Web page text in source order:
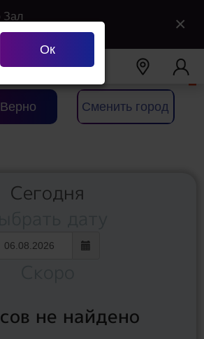
Зал
в Google Play ×
городЕкатеринбург
Верно Сменить город
Сегодня
не найдено
Ок